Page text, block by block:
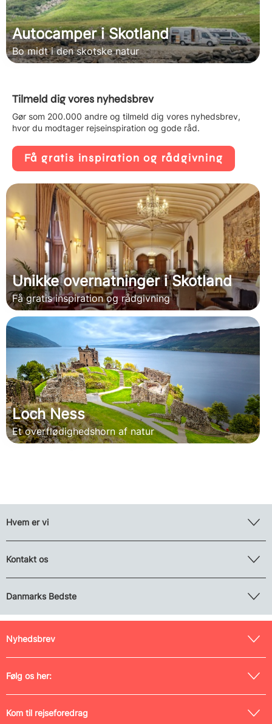
Autocamper i Skotland
Bo midt i den skotske natur
Tilmeld dig vores nyhedsbrev
Gør som 200.000 andre og tilmeld dig vores nyhedsbrev,
hvor du modtager rejseinspiration og gode råd.
Få gratis inspiration og rådgivning
Unikke overnatninger i Skotland
Få gratis inspiration og rådgivning
Loch Ness
Et overflødighedshorn af natur
Hvem er vi
Kontakt os
Danmarks Bedste
Nyhedsbrev
Følg os her:
Kom til rejseforedrag